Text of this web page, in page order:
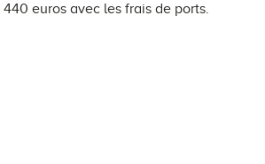
440 euros avec les frais de ports.